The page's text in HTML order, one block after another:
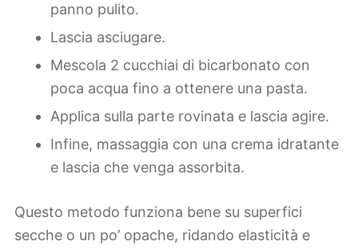
panno pulito.
Lascia asciugare.
Mescola 2 cucchiai di bicarbonato con
poca acqua fino a ottenere una pasta.
Applica sulla parte rovinata e lascia agire.
Infine, massaggia con una crema idratante
e lascia che venga assorbita.
Questo metodo funziona bene su superfici
secche o un po’ opache, ridando elasticità e